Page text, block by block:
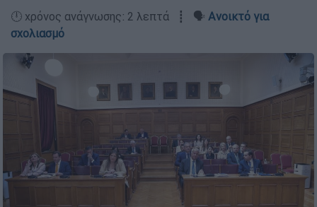
🕛 χρόνος ανάγνωσης: 2 λεπτά ┋ 🗣️ Ανοικτό για
σχολιασμό